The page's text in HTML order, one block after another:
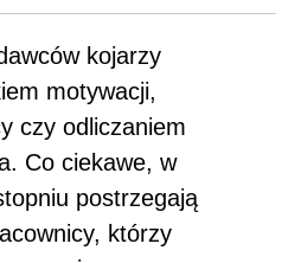
kojarzy
motywacji,
czy odliczaniem
Co ciekawe, w
postrzegają
którzy